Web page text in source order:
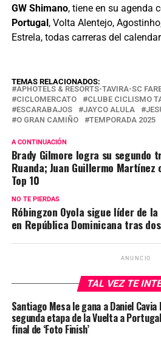
GW Shimano, tiene en su agenda
Portugal, Volta Alentejo,
Estrela, todas carreras del
TEMAS RELACIONADOS:
APHOTELS & RESORTS-TAVIRA-SC
CICLOMERCATO
CLUBE CICLISMO
ESCARABAJOS
JAYCO ALULA
O GRAN CAMIÑO
TEMPORADA 2025
A CONTINUACIÓN
Brady Gilmore logra su segundo
Ruanda; Juan Guillermo
Top 10
NO TE PIERDAS
Róbingzon Oyola sigue líder de
en República Dominicana tras
ANUNCIO
TAL VEZ TE
Santiago Mesa le gana a Daniel Cavia
segunda etapa de la Vuelta a
final de ‘Foto Finish’